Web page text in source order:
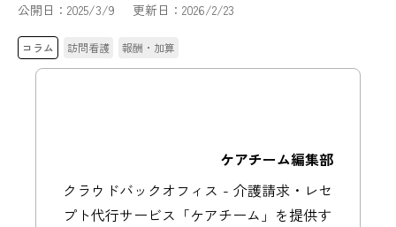
公開日： 2025/3/9 更新日： 2026/2/23
コラム 訪問看護 報酬・加算
ケアチーム編集部
クラウドバックオフィス - 介護請求・レセ
プト代行サービス「ケアチーム」を提供す